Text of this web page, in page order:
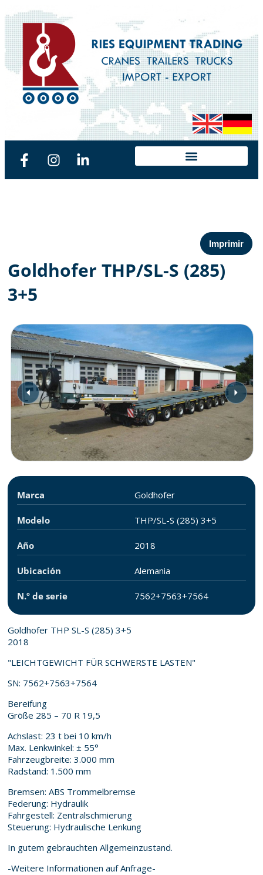
Imprimir
Goldhofer THP/SL-S (285)
3+5
Marca Goldhofer
Modelo THP/SL-S (285) 3+5
Año 2018
Ubicación Alemania
N.º de serie 7562+7563+7564
Goldhofer THP SL-S (285) 3+5
2018
"LEICHTGEWICHT FÜR SCHWERSTE LASTEN"
SN: 7562+7563+7564
Bereifung
Größe 285 – 70 R 19,5
Achslast: 23 t bei 10 km/h
Max. Lenkwinkel: ± 55°
Fahrzeugbreite: 3.000 mm
Radstand: 1.500 mm
Bremsen: ABS Trommelbremse
Federung: Hydraulik
Fahrgestell: Zentralschmierung
Steuerung: Hydraulische Lenkung
In gutem gebrauchten Allgemeinzustand.
-Weitere Informationen auf Anfrage-